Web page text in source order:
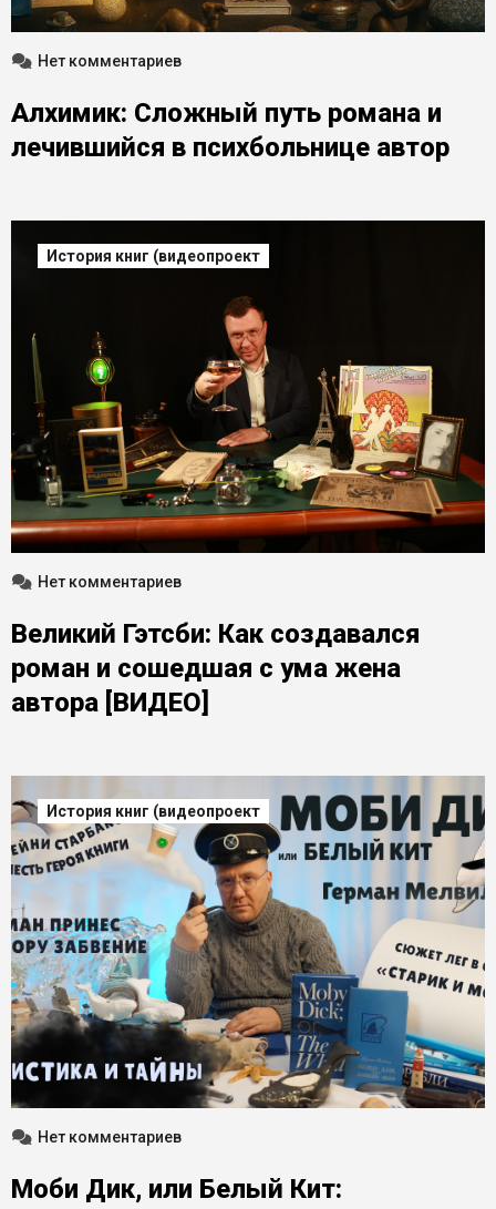
Нет комментариев
Алхимик: Сложный путь романа и
лечившийся в психбольнице автор
История книг (видеопроект
Нет комментариев
Великий Гэтсби: Как создавался
роман и сошедшая с ума жена
автора [ВИДЕО]
История книг (видеопроект
Нет комментариев
Моби Дик, или Белый Кит: